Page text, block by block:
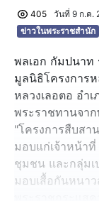
405
วันที่ 9 ก.ค.
ข่าวในพระราชสำนัก
พลเอก กัมปนาท
มูลนิธิโครงการ
หลวงเลอตอ อำ
พระราชทานจาก
"โครงการสืบส
มอบแก่เจ้าหน้า
ชุมชน และกลุ่มเ
มอบเสื้อกันหนา
พระเจ้าอยู่หัว แ